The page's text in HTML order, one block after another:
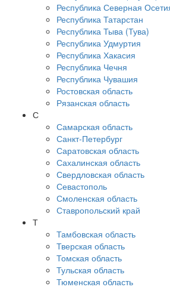
Республика Северная
Республика Татарстан
Республика Тыва (Тува)
Республика Удмуртия
Республика Хакасия
Республика Чечня
Республика Чувашия
Ростовская область
Рязанская область
С
Самарская область
Санкт-Петербург
Саратовская область
Сахалинская область
Свердловская область
Севастополь
Смоленская область
Ставропольский край
Т
Тамбовская область
Тверская область
Томская область
Тульская область
Тюменская область